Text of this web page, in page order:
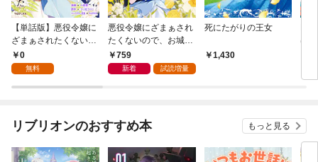
【単話版】悪役令嬢に
ざまぁされたくないの
で、お城勤めの高給取
りを目指すはずでした
0
無料
悪役令嬢にざまぁされ
たくないので、お城勤
めの高給取りを目指す
はずでした@COMIC
759
新着 試読増量
死にたがりの王女
1,430
ば
～
リブリオンのおすすめ本 もっと見る